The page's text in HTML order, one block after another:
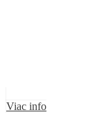
Viac info